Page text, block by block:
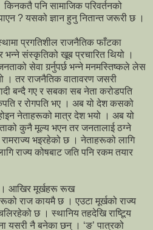
पनि सामाजिक परिवर्तनको
? यसको ज्ञान हुनु नितान्त जरूरी छ ।
प्रगतिशील राजनैतिक फाँटका
भन्ने संस्कृतिको खूब प्रचारित थियो ।
सेवा गर्र्नुपर्छ भन्ने मनमस्तिष्कले लेस
। तर राजनैतिक वातावरण जसरी
बन्दै गए र सबका सब नेता करोडपति
र रोगपति भए । अब यो देश कसको
नेताहरूको मात्र देश भयो । अब यो
कुनै मूल्य भएन तर जनतालाई ठग्ने
रामराज्य भइरहेको छ । नेताहरूको लागि
राज्य कोषबाट जति पनि रकम तयार
। आखिर मूर्खहरू रूख
राज कायमै छ । एउटा मूर्खको राज्य
छ । स्थानिय तहदेखि राष्टिूय
यसरी नै बनेका छन् । ‘ङ’ पात्रको